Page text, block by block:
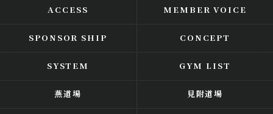
ACCESS MEMBER VOICE
SPONSOR SHIP CONCEPT
SYSTEM GYM LIST
燕道場 見附道場